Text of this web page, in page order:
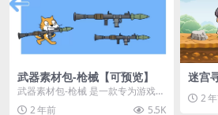
武器素材包-枪械【可预览】
武器素材包-枪械 是一款专为游戏开
发者和创作者设计的素材包，包含
2 年前 5.5K
迷宫
2